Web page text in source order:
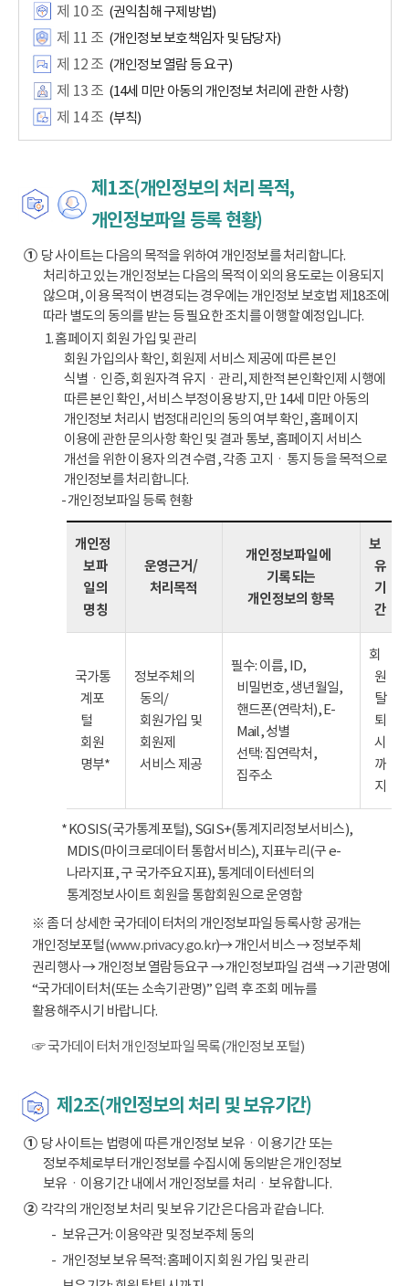
제 10 조 (권익침해 구제방법)
제 11 조 (개인정보 보호책임자 및 담당자)
제 12 조 (개인정보 열람 등 요구)
제 13 조 (14세 미만 아동의 개인정보 처리에 관한 사항)
제 14 조 (부칙)
제1조(개인정보의 처리 목적,
개인정보파일 등록 현황)
①당 사이트는 다음의 목적을 위하여 개인정보를 처리합니다.
처리하고 있는 개인정보는 다음의 목적 이외의 용도로는 이용되지
않으며, 이용 목적이 변경되는 경우에는 개인정보 보호법 제18조에
따라 별도의 동의를 받는 등 필요한 조치를 이행할 예정입니다.
1. 홈페이지 회원 가입 및 관리
회원 가입의사 확인, 회원제 서비스 제공에 따른 본인
식별ㆍ인증, 회원자격 유지ㆍ관리, 제한적 본인확인제 시행에
따른 본인 확인, 서비스 부정이용 방지, 만 14세 미만 아동의
개인정보 처리시 법정대리인의 동의 여부 확인, 홈페이지
이용에 관한 문의사항 확인 및 결과 통보, 홈페이지 서비스
개선을 위한 이용자 의견 수렴, 각종 고지ㆍ통지 등을 목적으로
개인정보를 처리합니다.
- 개인정보파일 등록 현황
개인정
보파
일의
명칭
운영근거/
처리목적
개인정보파일에
기록되는
개인정보의 항목
보
유
기
간
국가통
계포
털
회원
명부*
정보주체의
동의/
회원가입 및
회원제
서비스 제공
필수: 이름, ID,
비밀번호, 생년월일,
핸드폰(연락처), E-
Mail, 성별
선택: 집연락처,
집주소
회
원
탈
퇴
시
까
지
* KOSIS(국가통계포털), SGIS+(통계지리정보서비스),
MDIS(마이크로데이터 통합서비스), 지표누리(구 e-
나라지표, 구 국가주요지표), 통계데이터센터의
통계정보사이트 회원을 통합회원으로 운영함
※ 좀 더 상세한 국가데이터처의 개인정보파일 등록사항 공개는
개인정보포털(www.privacy.go.kr)→ 개인서비스 → 정보주체
권리행사 → 개인정보 열람등요구 → 개인정보파일 검색 → 기관명에
“국가데이터처(또는 소속기관명)” 입력 후 조회 메뉴를
활용해주시기 바랍니다.
☞ 국가데이터처 개인정보파일 목록(개인정보 포털)
제2조(개인정보의 처리 및 보유기간)
①당 사이트는 법령에 따른 개인정보 보유ㆍ이용기간 또는
정보주체로부터 개인정보를 수집시에 동의받은 개인정보
보유ㆍ이용기간 내에서 개인정보를 처리ㆍ보유합니다.
②각각의 개인정보 처리 및 보유 기간은 다음과 같습니다.
보유근거: 이용약관 및 정보주체 동의
개인정보 보유 목적: 홈페이지 회원 가입 및 관리